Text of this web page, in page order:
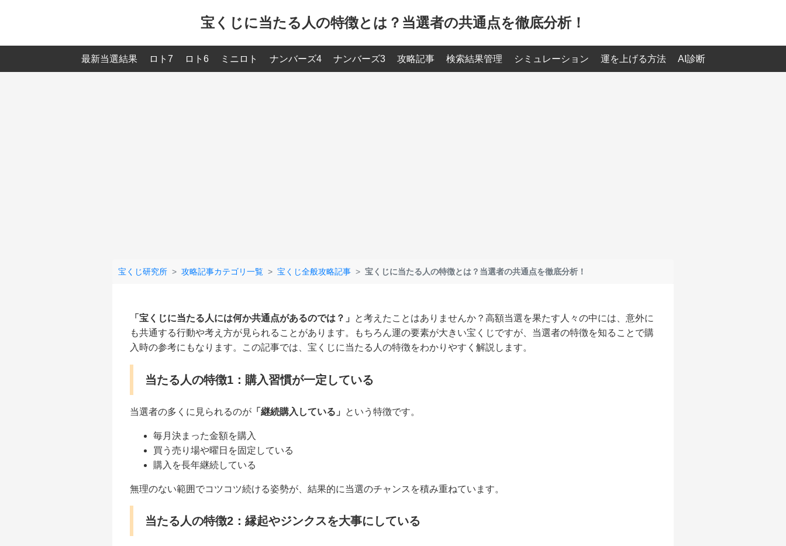
宝くじに当たる人の特徴とは？当選者の共通点を徹底分析！
最新当選結果 ロト7 ロト6 ミニロト ナンバーズ4 ナンバーズ3 攻略記事 検索結果管理 シミュレーション 運を上げる方法 AI診断
宝くじ研究所 攻略記事カテゴリ一覧 宝くじ全般攻略記事 宝くじに当たる人の特徴とは？当選者の共通点を徹底分析！
「宝くじに当たる人には何か共通点があるのでは？」
と考えたことはありませんか？高額当選を果たす人々の中には、意外に
も共通する行動や考え方が見られることがあります。もちろん運の要素が大きい宝くじですが、当選者の特徴を知ることで購
入時の参考にもなります。この記事では、宝くじに当たる人の特徴をわかりやすく解説します。
当たる人の特徴1：購入習慣が一定している
当選者の多くに見られるのが 「継続購入している」 という特徴です。
毎月決まった金額を購入
買う売り場や曜日を固定している
購入を長年継続している
無理のない範囲でコツコツ続ける姿勢が、結果的に当選のチャンスを積み重ねています。
当たる人の特徴2：縁起やジンクスを大事にしている